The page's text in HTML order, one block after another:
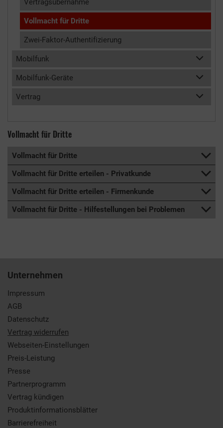
Vertragsübernahme
Vollmacht für Dritte
Zwei-Faktor-Authentifizierung
Mobilfunk
Mobilfunk-Geräte
Vertrag
Vollmacht für Dritte
Vollmacht für Dritte
Vollmacht für Dritte erteilen - Privatkunde
Vollmacht für Dritte erteilen - Firmenkunde
Vollmacht für Dritte - Hilfestellungen bei Problemen
Unternehmen
Impressum
AGB
Datenschutz
Vertrag widerrufen
Webseiten-Einstellungen
Preis-Leistung
Presse
Partnerprogramm
Vertrag kündigen
Produktinformationsblätter
Barrierefreiheit